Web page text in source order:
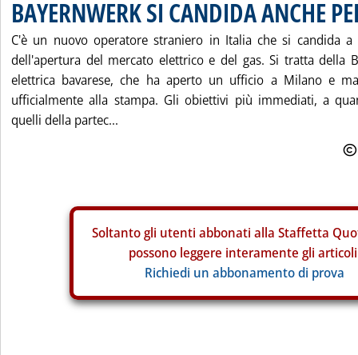
BAYERNWERK SI CANDIDA ANCHE
C'è un nuovo operatore straniero in Italia che si candida a
dell'apertura del mercato elettrico e del gas. Si tratta della
elettrica bavarese, che ha aperto un ufficio a Milano e
ufficialmente alla stampa. Gli obiettivi più immediati, a
quelli della partec...
Soltanto gli utenti abbonati alla Staffetta
possono leggere interamente gli
Richiedi un abbonamento di prova